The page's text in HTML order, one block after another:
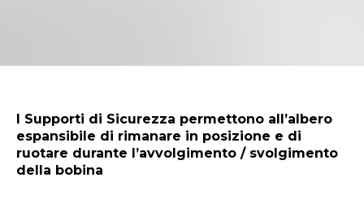
I Supporti di Sicurezza permettono all’albero
espansibile di rimanare in posizione e di
ruotare durante l’avvolgimento / svolgimento
della bobina